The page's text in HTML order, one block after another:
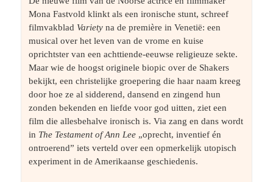
Mona Fastvold klinkt als een ironische stunt, schreef
filmvakblad Variety na de première in Venetië: een
musical over het leven van de vrome en kuise
oprichtster van een achttiende-eeuwse religieuze sekte.
Maar wie de hoogst originele biopic over de Shakers
bekijkt, een christelijke groepering die haar naam kreeg
door hoe ze al sidderend, dansend en zingend hun
zonden bekenden en liefde voor god uitten, ziet een
film die allesbehalve ironisch is. Via zang en dans wordt
in The Testament of Ann Lee „oprecht, inventief én
ontroerend” iets verteld over een opmerkelijk utopisch
experiment in de Amerikaanse geschiedenis.